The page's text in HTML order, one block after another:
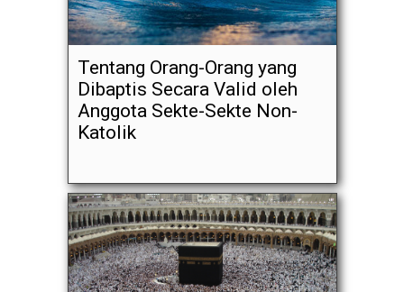
Tentang Orang-Orang yang
Dibaptis Secara Valid oleh
Anggota Sekte-Sekte Non-
Katolik